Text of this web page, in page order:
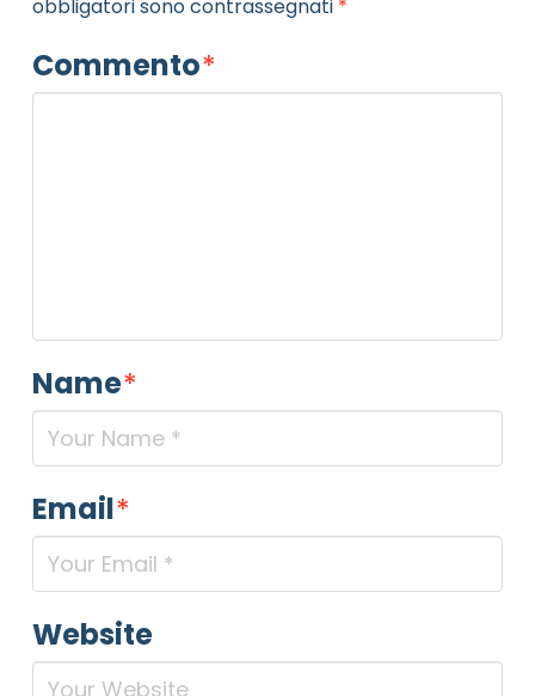
obbligatori sono contrassegnati *
Commento*
Name*
Email*
Website